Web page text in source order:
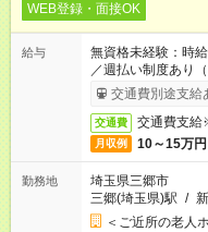
WEB登録・面接OK
給与
無資格未経験：時
／週払い制度あり
了次第のお支払い
交通費別途支給
交通費 交通費支
月収例 10～15万円
勤務地
埼玉県三郷市
三郷(埼玉県)駅 /
＜ご近所の老人